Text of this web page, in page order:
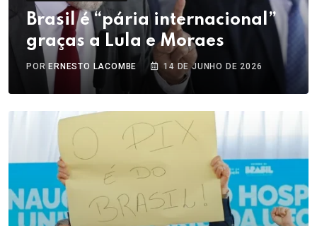
Brasil é “pária internacional”
graças a Lula e Moraes
POR ERNESTO LACOMBE 14 DE JUNHO DE 2026